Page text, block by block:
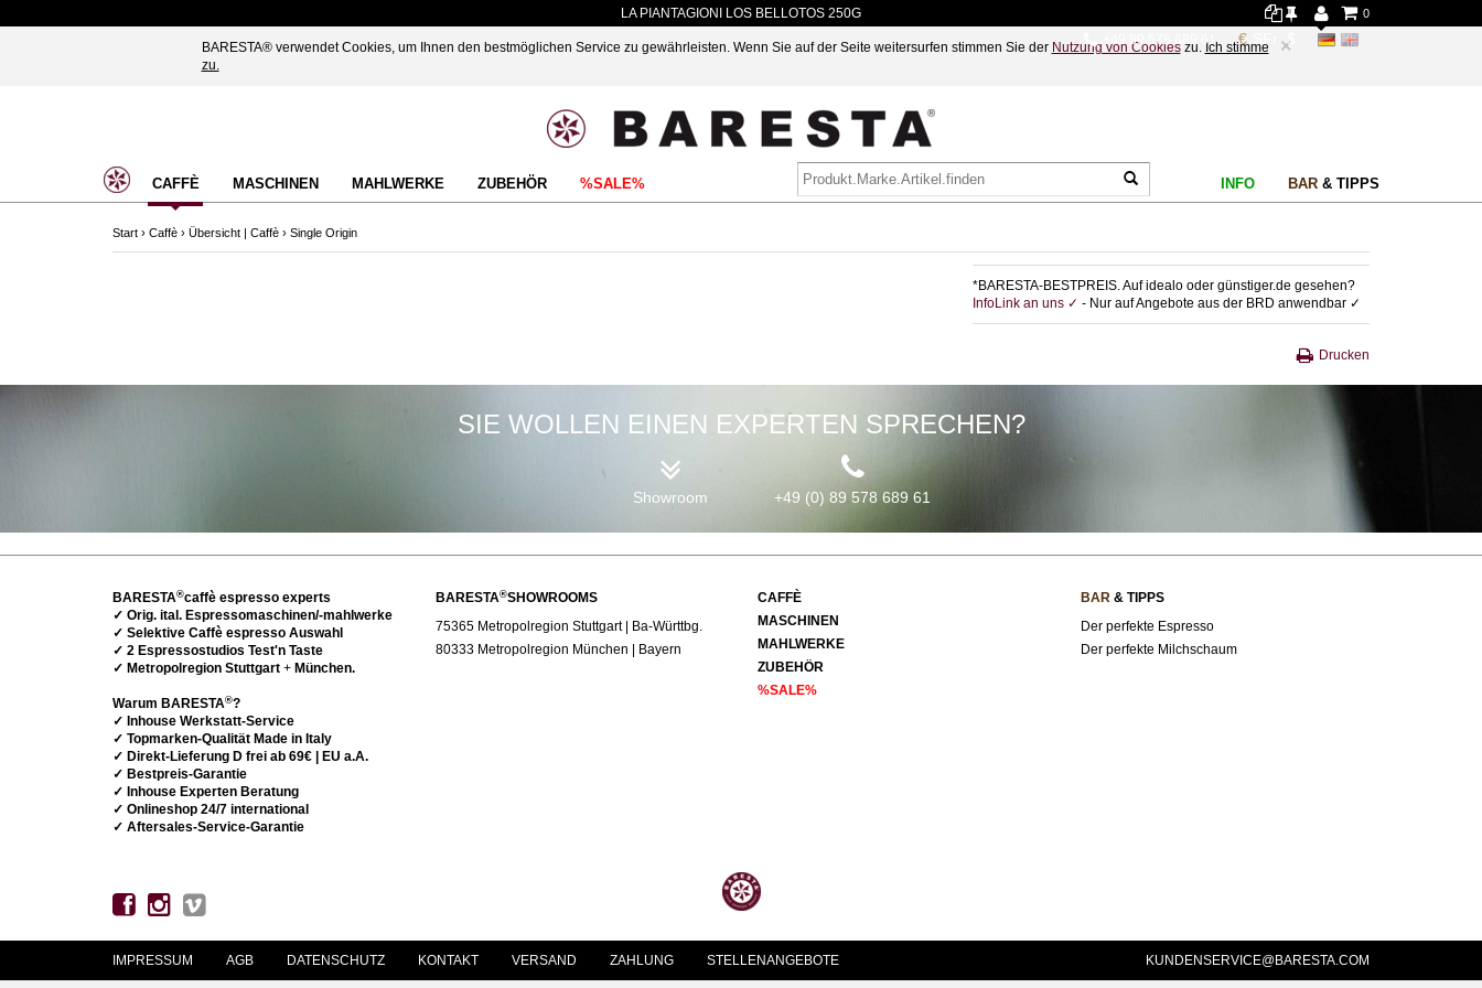
BARESTA® verwendet Cookies, um Ihnen den bestmöglichen Service zu gewährleisten. Wenn Sie auf der Seite weitersurfen stimmen Sie der Nutzung von Cookieszu. Ich stimme
zu.
×
LA PIANTAGIONI LOS BELLOTOS 250G 0
+49 89 578 689 61
CAFFÈ MASCHINEN MAHLWERKE ZUBEHÖR %SALE% BAR& TIPPS
INFO
Start › Caffè › Übersicht | Caffè › Single Origin
*BARESTA-BESTPREIS. Auf idealo oder günstiger.de gesehen?
InfoLink an uns ✓ - Nur auf Angebote aus der BRD anwendbar ✓
Drucken
SIE WOLLEN EINEN EXPERTEN SPRECHEN?
Showroom +49 (0) 89 578 689 61
BARESTA®caffè espresso experts
✓ Orig. ital. Espressomaschinen/-mahlwerke
✓ Selektive Caffè espresso Auswahl
✓ 2 Espressostudios Test'n Taste
✓ Metropolregion Stuttgart + München.
Warum BARESTA®?
✓ Inhouse Werkstatt-Service
✓ Topmarken-Qualität Made in Italy
✓ Direkt-Lieferung D frei ab 69€ | EU a.A.
✓ Bestpreis-Garantie
✓ Inhouse Experten Beratung
✓ Onlineshop 24/7 international
✓ Aftersales-Service-Garantie
BARESTA®SHOWROOMS
75365 Metropolregion Stuttgart | Ba-Württbg.
80333 Metropolregion München | Bayern
CAFFÈ
MASCHINEN
MAHLWERKE
ZUBEHÖR
%SALE%
BAR& TIPPS
Der perfekte Espresso
Der perfekte Milchschaum
IMPRESSUM AGB DATENSCHUTZ KONTAKT VERSAND ZAHLUNG STELLENANGEBOTE KUNDENSERVICE@BARESTA.COM